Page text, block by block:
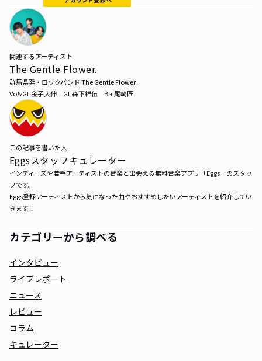
関連するアーティスト
The Gentle Flower.
群馬県発・ロックバンド The Gentle Flower.
Vo&Gt.金子大伸　Gt.森下祥伍　Ba.尾崎匠
この記事を書いた人
Eggsスタッフキュレーター
インディーズや若手アーティストの音楽と出会える無料音楽アプリ「Eggs」のスタッ
フです。
Eggs登録アーティストから気になった曲やおすすめしたいアーティストを紹介してい
きます！
カテゴリーから調べる
インタビュー
ライブレポート
ニュース
レビュー
コラム
キュレーター